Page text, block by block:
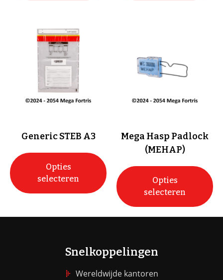
Generic STEB A3
Opties
selecteren
Mega Hasp Padlock
(MEHAP)
Opties
selecteren
Snelkoppelingen
Wereldwijde kantoren